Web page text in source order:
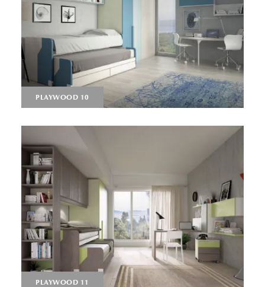
PLAYWOOD 10
PLAYWOOD 11